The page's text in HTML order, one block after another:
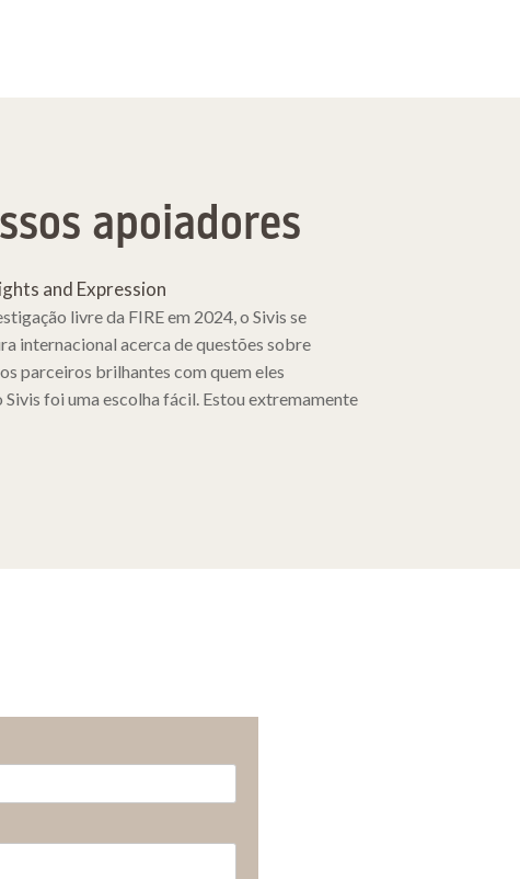
apoiadores
and Expression
livre da FIRE em 2024, o Sivis se
internacional acerca de questões sobre
parceiros brilhantes com quem eles
foi uma escolha fácil. Estou extremamente